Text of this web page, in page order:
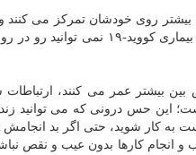
بیشتر روی خودشان تمرکز می
می توانید از دیگران کمک بگیرید و
بین بیشتر عمر می کنند،
حس درونی که می توانید زندگی
کار شوید، حتی اگر بد انجامش
انجام کارها بدون عیب و نقص